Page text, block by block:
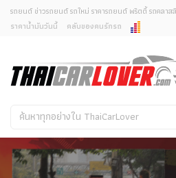
ยกเลิกการแจ้ง
คุณต้องการยกเลิกการแจ้งเตือนข่
ใช่หรือไม่
ไม่
รถยนต์ ข่าวรถยนต์ รถใหม่ ราคารถยนต์ พริตตี้ รถคลาส
ราคาน้ำมันวันนี้
คลับของคนรักรถ